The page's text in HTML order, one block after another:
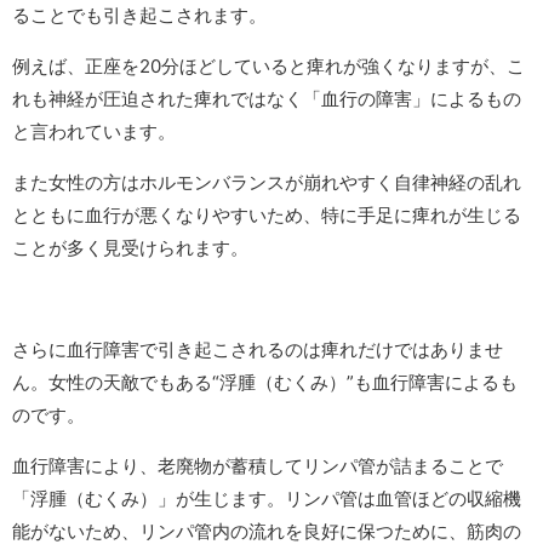
ることでも引き起こされます。
例えば、正座を20分ほどしていると痺れが強くなりますが、こ
れも神経が圧迫された痺れではなく「血行の障害」によるもの
と言われています。
また女性の方はホルモンバランスが崩れやすく自律神経の乱れ
とともに血行が悪くなりやすいため、特に手足に痺れが生じる
ことが多く見受けられます。
さらに血行障害で引き起こされるのは痺れだけではありませ
ん。女性の天敵でもある“浮腫（むくみ）”も血行障害によるも
のです。
血行障害により、老廃物が蓄積してリンパ管が詰まることで
「浮腫（むくみ）」が生じます。リンパ管は血管ほどの収縮機
能がないため、リンパ管内の流れを良好に保つために、筋肉の